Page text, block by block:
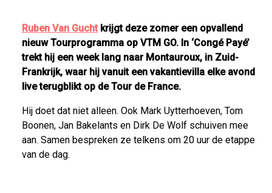
Ruben Van Gucht krijgt deze zomer een opvallend
nieuw Tourprogramma op VTM GO. In ‘Congé Payé’
trekt hij een week lang naar Montauroux, in Zuid-
Frankrijk, waar hij vanuit een vakantievilla elke avond
live terugblikt op de Tour de France.
Hij doet dat niet alleen. Ook Mark Uytterhoeven, Tom
Boonen, Jan Bakelants en Dirk De Wolf schuiven mee
aan. Samen bespreken ze telkens om 20 uur de etappe
van de dag.